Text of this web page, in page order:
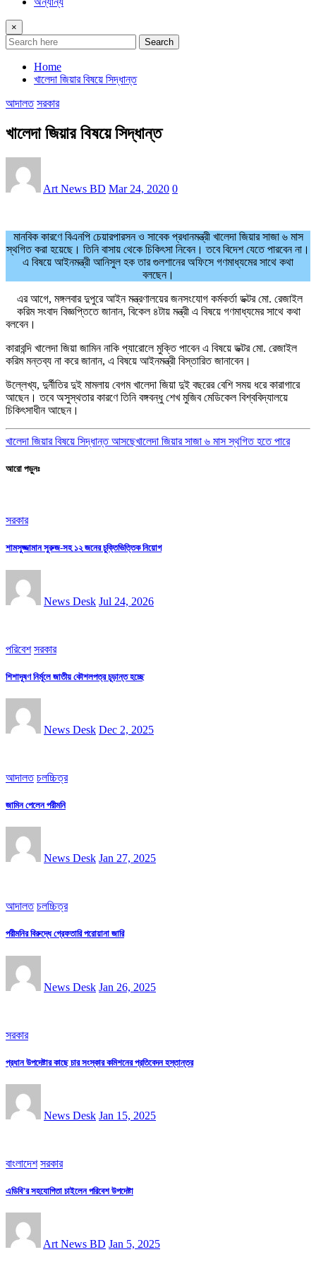
×
Search
Home
খালেদা জিয়ার বিষয়ে সিদ্ধান্ত
আদালত সরকার
খালেদা জিয়ার বিষয়ে সিদ্ধান্ত
Art News BD Mar 24, 2020 0
মানবিক কারণে বিএনপি চেয়ারপারসন ও সাবেক প্রধানমন্ত্রী খালেদা জিয়ার সাজা ৬ মাস
স্থগিত করা হয়েছে। তিনি বাসায় থেকে চিকিৎসা নিবেন। তবে বিদেশ যেতে পারবেন না।
এ বিষয়ে আইনমন্ত্রী আনিসুল হক তার গুলশানের অফিসে গণমাধ্যমের সাথে কথা
বলছেন।
এর আগে, মঙ্গলবার দুপুরে আইন মন্ত্রণালয়ের জনসংযোগ কর্মকর্তা ডক্টর মো. রেজাইল
করিম সংবাদ বিজ্ঞপ্তিতে জানান, বিকেল ৪টায় মন্ত্রী এ বিষয়ে গণমাধ্যমের সাথে কথা
বলবেন।
কারাবন্দি খালেদা জিয়া জামিন নাকি প্যারোলে মুক্তি পাবেন এ বিষয়ে ডক্টর মো. রেজাইল
করিম মন্তব্য না করে জানান, এ বিষয়ে আইনমন্ত্রী বিস্তারিত জানাবেন।
উল্লেখ্য, দুর্নীতির দুই মামলায় বেগম খালেদা জিয়া দুই বছরের বেশি সময় ধরে কারাগারে
আছেন। তবে অসুস্থতার কারণে তিনি বঙ্গবন্ধু শেখ মুজিব মেডিকেল বিশ্ববিদ্যালয়ে
চিকিৎসাধীন আছেন।
খালেদা জিয়ার বিষয়ে সিদ্ধান্ত আসছেখালেদা জিয়ার সাজা ৬ মাস স্থগিত হতে পারে
আরো পড়ুনঃ
সরকার
শামসুজ্জামান সুরুজ-সহ ১২ জনের চুক্তিভিত্তিক নিয়োগ
News Desk Jul 24, 2026
পরিবেশ সরকার
শিশাদূষণ নির্মূলে জাতীয় কৌশলপত্র চূড়ান্ত হচ্ছে
News Desk Dec 2, 2025
আদালত চলচ্চিত্র
জামিন পেলেন পরীমনি
News Desk Jan 27, 2025
আদালত চলচ্চিত্র
পরীমনির বিরুদ্ধে গ্রেফতারি পরোয়ানা জারি
News Desk Jan 26, 2025
সরকার
প্রধান উপদেষ্টার কাছে চার সংস্কার কমিশনের প্রতিবেদন হস্তান্তর
News Desk Jan 15, 2025
বাংলাদেশ সরকার
এডিবি’র সহযোগিতা চাইলেন পরিবেশ উপদেষ্টা
Art News BD Jan 5, 2025